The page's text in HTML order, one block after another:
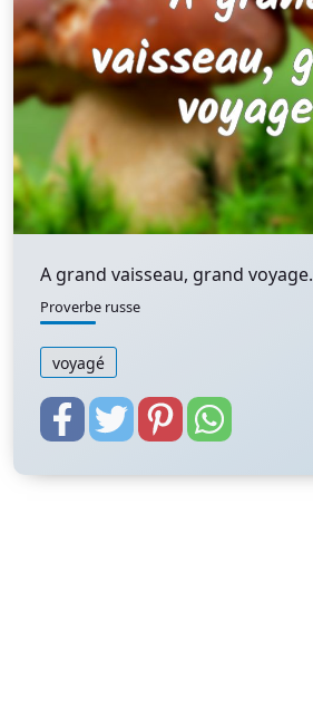
A grand vaisseau, grand voyage.
Proverbe russe
voyagé